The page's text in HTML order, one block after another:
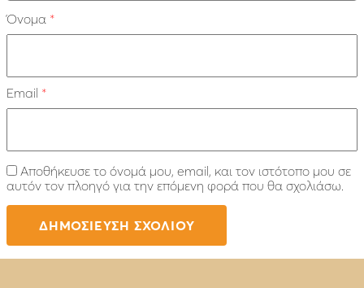
Όνομα *
Email *
Αποθήκευσε το όνομά μου, email, και τον ιστότοπο μου σε
αυτόν τον πλοηγό για την επόμενη φορά που θα σχολιάσω.